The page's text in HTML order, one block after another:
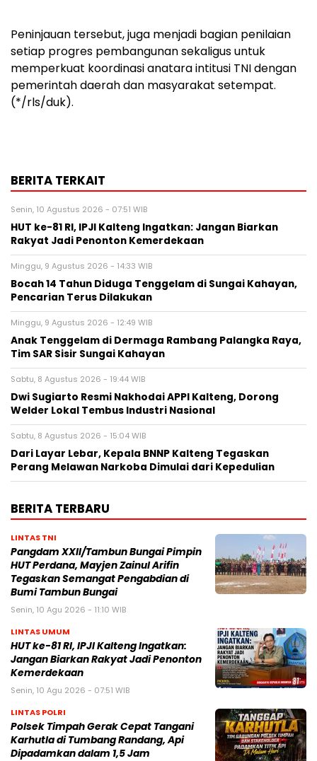
Peninjauan tersebut, juga menjadi bagian penilaian
setiap progres pembangunan sekaligus untuk
memperkuat koordinasi anatara intitusi TNI dengan
pemerintah daerah dan masyarakat setempat.
(*/rls/duk).
BERITA TERKAIT
Senin, 10 Agustus 2026 - 07:51 WIB
HUT ke-81 RI, IPJI Kalteng Ingatkan: Jangan Biarkan
Rakyat Jadi Penonton Kemerdekaan
Minggu, 9 Agustus 2026 - 14:33 WIB
Bocah 14 Tahun Diduga Tenggelam di Sungai Kahayan,
Pencarian Terus Dilakukan
Minggu, 9 Agustus 2026 - 12:49 WIB
Anak Tenggelam di Dermaga Rambang Palangka Raya,
Tim SAR Sisir Sungai Kahayan
Sabtu, 8 Agustus 2026 - 19:44 WIB
Dwi Sugiarto Resmi Nakhodai APPI Kalteng, Dorong
Welder Lokal Tembus Industri Nasional
Sabtu, 8 Agustus 2026 - 15:04 WIB
Dari Layar Lebar, Kepala BNNP Kalteng Tegaskan
Perang Melawan Narkoba Dimulai dari Kepedulian
BERITA TERBARU
LINTAS TNI
Pangdam XXII/Tambun Bungai Pimpin
HUT Perdana, Mayjen Zainul Arifin
Tegaskan Semangat Pengabdian di
Bumi Tambun Bungai
Senin, 10 Agu 2026 - 11:10 WIB
LINTAS UMUM
HUT ke-81 RI, IPJI Kalteng Ingatkan:
Jangan Biarkan Rakyat Jadi Penonton
Kemerdekaan
Senin, 10 Agu 2026 - 07:51 WIB
LINTAS POLRI
Polsek Timpah Gerak Cepat Tangani
Karhutla di Tumbang Randang, Api
Dipadamkan dalam 1,5 Jam